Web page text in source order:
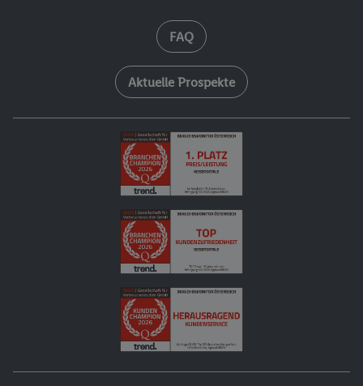
FAQ
Aktuelle Prospekte